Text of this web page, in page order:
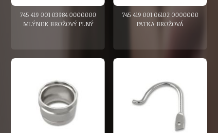
745 419 001 03984 0000000
MLÝNEK BROŽOVÝ PLNÝ
745 419 001 06102 0000000
PATKA BROŽOVÁ